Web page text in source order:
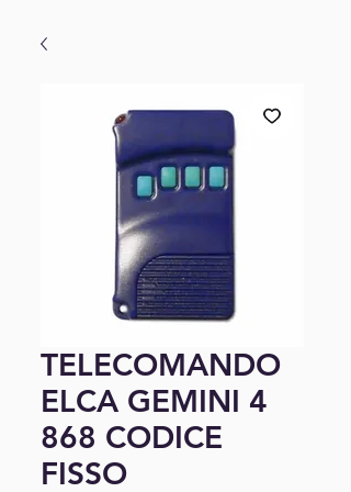
TELECOMANDO
ELCA GEMINI 4
868 CODICE
FISSO